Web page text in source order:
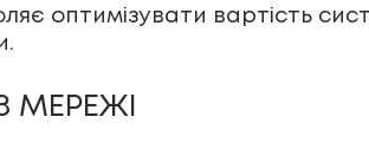
оптимізувати вартість
МЕРЕЖІ